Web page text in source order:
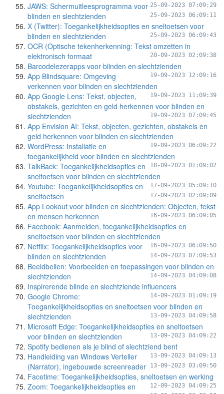
25-09-2023 07:09:29
JAWS: Schermuitleesprogramma voor
blinden en slechtzienden
25-09-2023 06:09:11
X (Twitter): Toegankelijkheidsopties en sneltoetsen voor
blinden en slechtzienden
25-09-2023 06:09:43
OCR (Optische tekenherkenning: Tekst omzetten in
elektronisch formaat
20-09-2023 02:09:38
Barcodelezerapps voor blinden en slechtzienden
19-09-2023 12:09:16
App Blindsquare: Omgeving
verkennen voor blinden en slechtzienden
19-09-2023 11:09:39
App Google Lens: Tekst, objecten,
obstakels, gezichten en geld herkennen voor blinden en
slechtzienden
19-09-2023 07:09:45
App Envision AI: Tekst, objecten, gezichten, obstakels en
geld herkennen voor blinden en slechtzienden
19-09-2023 06:09:22
WordPress: Installatie en
toegankelijkheid voor blinden en slechtzienden
18-09-2023 01:09:02
TalkBack: Toegankelijkheidsopties en
sneltoetsen voor blinden en slechtzienden
17-09-2023 05:09:10
Youtube: Toegankelijkheidsopties en
sneltoetsen
17-09-2023 02:09:09
App Lookout voor blinden en slechtzienden: Objecten, tekst
en mensen herkennen
16-09-2023 06:09:05
Facebook: Aanmelden, toegankelijkheidsopties en
sneltoetsen voor blinden en slechtzienden
16-09-2023 06:09:50
Netflix: Toegankelijkheidsopties voor
blinden en slechtzienden
14-09-2023 07:09:53
Beeldbellen: Voorbeelden en toepassingen voor blinden en
slechtzienden
14-09-2023 04:09:08
Inspirerende blinde en slechtziende influencers
14-09-2023 01:09:19
Google Chrome:
Toegankelijkheidsopties en sneltoetsen voor blinden en
slechtzienden
13-09-2023 04:09:58
Microsoft Edge: Toegankelijkheidsopties en sneltoetsen
voor blinden en slechtzienden
13-09-2023 04:09:22
Spotify bedienen als je blind of slechtziend bent
13-09-2023 04:09:13
Handleiding van Windows Verteller
(Narrator), ingebouwde screenreader
13-09-2023 03:09:50
Facetime: Toegankelijkheidsopties, sneltoetsen en werking
12-09-2023 04:09:25
Zoom: Toegankelijkheidsopties en